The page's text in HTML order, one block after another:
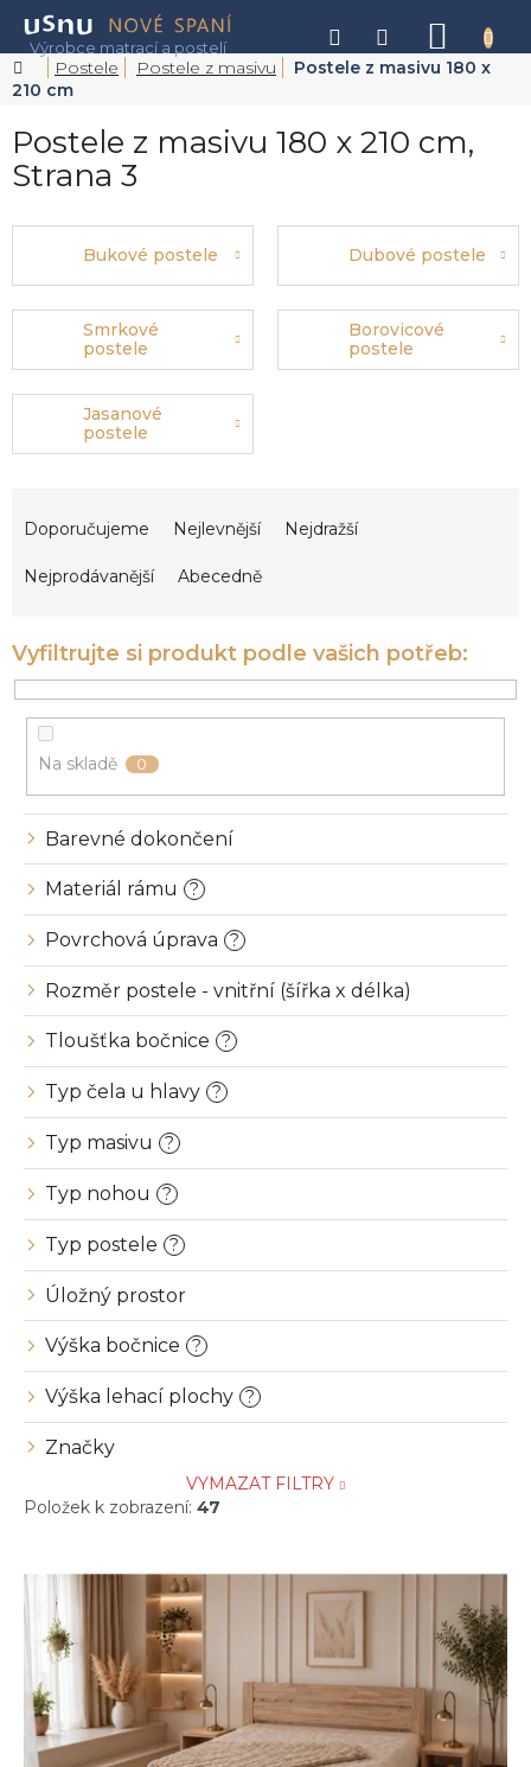
obsah
KOŠÍK
Domů
Postele Postele z masivu
Postele z masivu 180 x
210 cm
Postele z masivu 180 x 210 cm,
Strana 3
Bukové postele Dubové postele
Smrkové
postele
Borovicové
postele
Jasanové
postele
p
r
o
Doporučujeme Nejlevnější Nejdražší
Nejprodávanější Abecedně
Na skladě 0
Značky
Barevné dokončení
Materiál rámu ?
Povrchová úprava ?
Rozměr postele - vnitřní (šířka x délka)
Tloušťka bočnice ?
Typ čela u hlavy ?
Typ masivu ?
Typ nohou ?
Typ postele ?
Úložný prostor
Výška bočnice ?
Výška lehací plochy ?
VYMAZAT FILTRY
Položek k zobrazení: 47
p